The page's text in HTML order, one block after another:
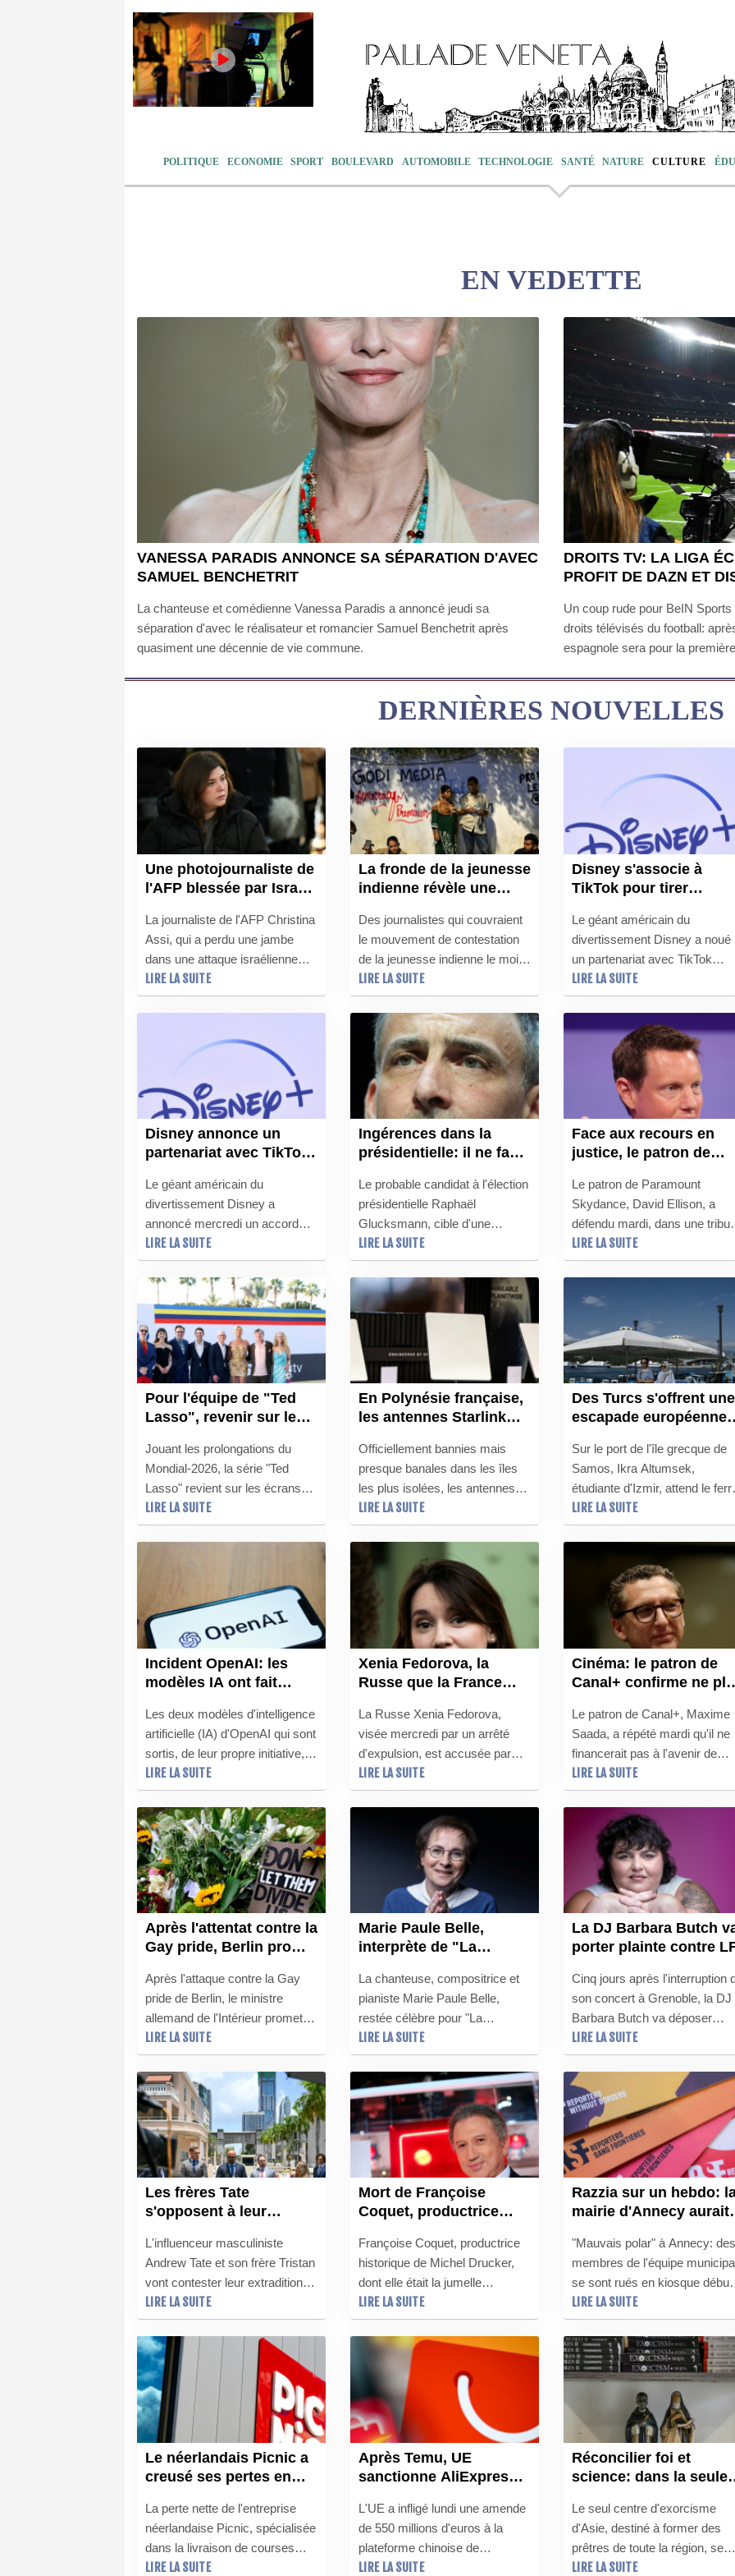
POLITIQUE ECONOMIE SPORT BOULEVARD AUTOMOBILE TECHNOLOGIE SANTÉ NATURE CULTURE
EN VEDETTE
VANESSA PARADIS ANNONCE SA SÉPARATION D'AVEC
SAMUEL BENCHETRIT
La chanteuse et comédienne Vanessa Paradis a annoncé jeudi sa
séparation d'avec le réalisateur et romancier Samuel Benchetrit après
quasiment une décennie de vie commune.
DROITS TV: LA LIGA
PROFIT DE DAZN ET
Un coup rude pour BeIN
droits télévisés du football:
espagnole sera pour la
DERNIÈRES NOUVELLES
Une photojournaliste de
l'AFP blessée par Israël
cérémonie pour la
liberté de la presse
La journaliste de l'AFP Christina
Assi, qui a perdu une jambe
dans une attaque israélienne
sur le sud du Liban il y a bientôt
trois ans, sera mise à l'honneur
liberté de la presse organisée
en novembre à New York.
LIRE LA SUITE
La fronde de la jeunesse
indienne révèle une
médias traditionnels
Des journalistes qui couvraient
le mouvement de contestation
de la jeunesse indienne le mois
dernier ont été pris à partie,
voire agressés, par des
manifestants les accusant de
soutenir le gouvernement, signe
d'une défiance croissante
envers les médias audiovisuels
traditionnels.
LIRE LA SUITE
Disney s'associe à
TikTok pour tirer
univers légendaires
Le géant américain du
divertissement Disney a noué
un partenariat avec TikTok
autorisant l'utilisation d'extraits
de ses films et séries, qui ont
entières, dans les vidéos
courtes publiées sur la
plateforme asiatique.
LIRE LA SUITE
Disney annonce un
partenariat avec TikTok
d'extraits de ses films
Le géant américain du
divertissement Disney a
annoncé mercredi un accord
avec TikTok pour autoriser
l'utilisation d'extraits de ses
films et séries dans les vidéos
courtes publiées sur la
plateforme asiatique.
LIRE LA SUITE
Ingérences dans la
présidentielle: il ne faut
tremble" face à TikTok
et X, exhorte
Glucksmann
Le probable candidat à l'élection
présidentielle Raphaël
Glucksmann, cible d'une
campagne de désinformation
d'origine russe, a appelé
mercredi les autorités
françaises et européennes à ne
pas avoir "la main qui tremble"
face à ces ingérences
étrangères.
LIRE LA SUITE
Face aux recours en
justice, le patron de
rachat de Warner
Le patron de Paramount
Skydance, David Ellison, a
défendu mardi, dans une
publiée par le New York Times,
le rachat du studio concurrent
jugeant que les oppositions à
l'opération étaient d'ordre
politique.
LIRE LA SUITE
Pour l'équipe de "Ted
Lasso", revenir sur le
"ridiculement facile"
Jouant les prolongations du
Mondial-2026, la série "Ted
Lasso" revient sur les écrans
après une pause de trois ans.
Et à en croire son équipe, il n'a
LIRE LA SUITE
En Polynésie française,
les antennes Starlink
mais très utilisées
Officiellement bannies mais
presque banales dans les îles
les plus isolées, les antennes
Starlink se multiplient en
Polynésie française, malgré un
"une catastrophe économique et
sociale" pour ses opérateurs
télécoms locaux en cas de
libéralisation non maîtrisée.
LIRE LA SUITE
Des Turcs s'offrent une
escapade européenne
Sur le port de l'île grecque de
Samos, Ikra Altumsek,
étudiante d'Izmir, attend le
qui la ramènera sur la côte juste
en face, en Turquie, après son
premier voyage à l'étranger.
LIRE LA SUITE
Incident OpenAI: les
modèles IA ont fait
plateformes
Les deux modèles d'intelligence
artificielle (IA) d'OpenAI qui sont
sortis, de leur propre initiative,
du milieu confiné dans lequel ils
étaient testés pour attaquer le
site Hugging Face, ont
également fait intrusion sur
d'autres plateformes, selon le
créateur de ChatGPT.
LIRE LA SUITE
Xenia Fedorova, la
Russe que la France
La Russe Xenia Fedorova,
visée mercredi par un arrêté
d'expulsion, est accusée par
l'Etat français d'être la voix du
Kremlin. Mais les médias du
ouvert, la défendent en
invoquant la "liberté
d'expression".
LIRE LA SUITE
Cinéma: le patron de
Canal+ confirme ne
films dont les initiateurs
portent "préjudice" à
son groupe
Le patron de Canal+, Maxime
Saada, a répété mardi qu'il ne
financerait pas à l'avenir de
films dont les initiateurs portent
"préjudice à l'image" de son
groupe, au lendemain d'un
accord d'une durée de cinq ans
avec le secteur.
LIRE LA SUITE
Après l'attentat contre la
Gay pride, Berlin promet
sécuritaire
Après l'attaque contre la Gay
pride de Berlin, le ministre
allemand de l'Intérieur promet
un tour de vis sécuritaire, sur
fond de polémique sur la remise
en liberté du suspect, un
islamiste radicalisé, mort
entretemps.
LIRE LA SUITE
Marie Paule Belle,
interprète de "La
décédée
La chanteuse, compositrice et
pianiste Marie Paule Belle,
restée célèbre pour "La
Parisienne", tube de la chanson
française des années 1970, est
décédée samedi à 80 ans, a
annoncé son attaché de presse
à l'AFP.
LIRE LA SUITE
La DJ Barbara Butch
porter plainte contre
Cinq jours après l'interruption
son concert à Grenoble, la DJ
Barbara Butch va déposer
plusieurs plaintes, notamment
pour provocation à la haine et
la violence, contre La France
insoumise, parti sous le feu des
critiques d'une immense
majorité de la classe politique.
LIRE LA SUITE
Les frères Tate
s'opposent à leur
"motivée politiquement"
L'influenceur masculiniste
Andrew Tate et son frère Tristan
vont contester leur extradition
vers le Royaume-Uni, où ils
sont poursuivis notamment pour
des viols présumés, a annoncé
lundi leur avocat, jugeant que
leur arrestation aux Etats-Unis
était "politiquement motivée".
LIRE LA SUITE
Mort de Françoise
Coquet, productrice
professionnelle de
Michel Drucker
Françoise Coquet, productrice
historique de Michel Drucker,
dont elle était la jumelle
professionnelle depuis plus de
50 ans, est morte lundi à Paris à
83 ans des suites d'une "longue
maladie", a appris l'AFP auprès
de son entourage.
LIRE LA SUITE
Razzia sur un hebdo:
mairie d'Annecy aurait
affaire de viol, selon
RSF
"Mauvais polar" à Annecy: des
membres de l'équipe
se sont rués en kiosque début
juin pour acheter des centaines
de numéros de l'Essor
Savoyard afin d'étouffer une
affaire de viol, accusent lundi
Reporters sans frontières
et l'hebdomadaire régional.
LIRE LA SUITE
Le néerlandais Picnic a
creusé ses pertes en
expansion
La perte nette de l'entreprise
néerlandaise Picnic, spécialisée
dans la livraison de courses
alimentaires à domicile, s'est
LIRE LA SUITE
Après Temu, UE
sanctionne AliExpress
produits illégaux
L'UE a infligé lundi une amende
de 550 millions d'euros à la
plateforme chinoise de
commerce en ligne AliExpress,
LIRE LA SUITE
Réconcilier foi et
science: dans la seule
d'Asie
Le seul centre d'exorcisme
d'Asie, destiné à former des
prêtres de toute la région, se
trouve à deux pas d'une artère
LIRE LA SUITE